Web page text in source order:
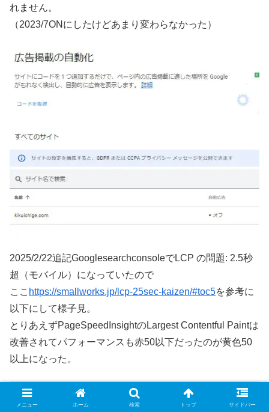
れません。
（2023/7ONにしたけどあまり変わらなかった）
2025/2/22追記GooglesearchconsoleでLCP の問題: 2.5秒
超（モバイル）になっていたので
ここ https://smallworks.jp/lcp-25sec-kaizen/#toc5を参考に
以下にして様子見。
とりあえずPageSpeedInsightのLargest Contentful Paintは
改善されてパフォーマンスも赤50以下だったのが黄色50
以上になった。
adsbygoogle.js
メニュー ホーム 検索 トップ サイドバー